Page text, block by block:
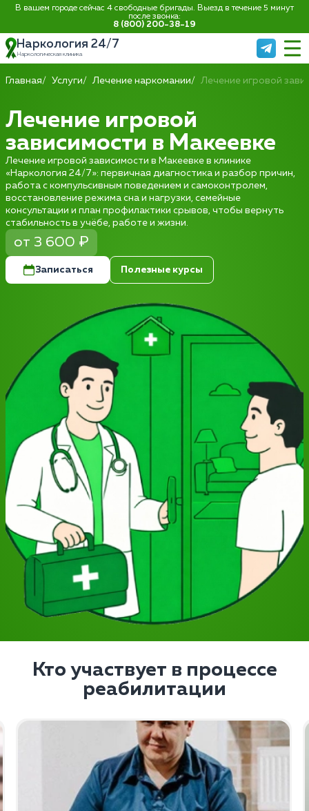
В вашем городе сейчас 4 свободные бригады. Выезд в течение 5 минут
после звонка:
8 (800) 200-38-19
Наркология 24/7
Наркологическая клиника
Главная Услуги Лечение наркомании Лечение игровой
Лечение игровой
зависимости в Макеевке
Лечение игровой зависимости в Макеевке в клинике
«Наркология 24/7»: первичная диагностика и разбор причин,
работа с компульсивным поведением и самоконтролем,
восстановление режима сна и нагрузки, семейные
консультации и план профилактики срывов, чтобы вернуть
стабильность в учёбе, работе и жизни.
от 3 600 ₽
Записаться Полезные курсы
Кто участвует в процессе
реабилитации